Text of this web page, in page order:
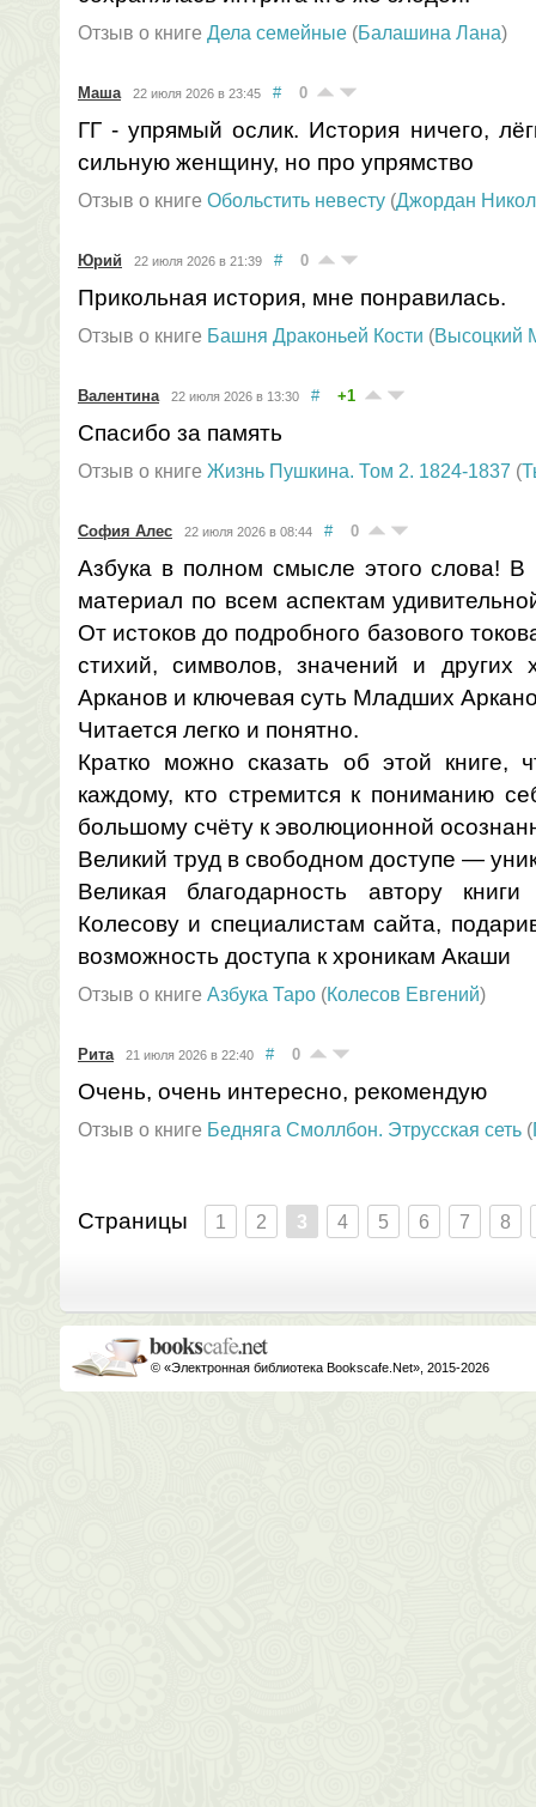
Отзыв о книге Дела семейные (Балашина Лана)
Маша 22 июля 2026 в 23:45 # 0
ГГ - упрямый ослик. История ничего,
сильную женщину, но про упрямство
Отзыв о книге Обольстить невесту (Джордан
Юрий 22 июля 2026 в 21:39 # 0
Прикольная история, мне понравилась.
Отзыв о книге Башня Драконьей Кости (Высоцкий
Валентина 22 июля 2026 в 13:30 # +1
Спасибо за память
Отзыв о книге Жизнь Пушкина. Том 2. 1824-1837 (
София Алес 22 июля 2026 в 08:44 # 0
Азбука в полном смысле этого слова! В
материал по всем аспектам
От истоков до подробного базового
стихий, символов, значений и других
Арканов и ключевая суть Младших
Читается легко и понятно.
Кратко можно сказать об этой книге,
каждому, кто стремится к пониманию
большому счёту к эволюционной
Великий труд в свободном доступе —
Великая благодарность автору
Колесову и специалистам сайта,
возможность доступа к хроникам Акаши
Отзыв о книге Азбука Таро (Колесов Евгений)
Рита 21 июля 2026 в 22:40 # 0
Очень, очень интересно, рекомендую
Отзыв о книге Бедняга Смоллбон. Этрусская сеть (
Страницы 1 2 3 4 5 6 7 8
© «Электронная библиотека Bookscafe.Net», 2015-2026